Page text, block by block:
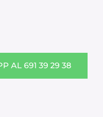
AL 691 39 29 38